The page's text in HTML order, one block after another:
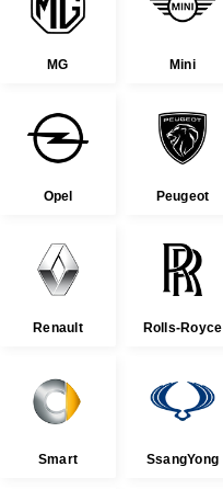
MG Mini
Opel Peugeot
Renault Rolls-Royce
Smart SsangYong